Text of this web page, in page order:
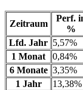
Zeitraum
Perf.
%
Lfd. Jahr 5,57%
1 Monat
0,84%
6 Monate 3,35%
1 Jahr
13,38%